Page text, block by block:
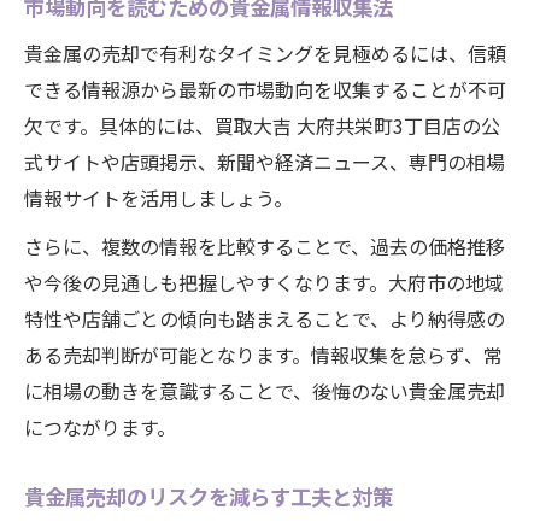
市場動向を読むための貴金属情報収集法
貴金属の売却で有利なタイミングを見極めるには、信頼
できる情報源から最新の市場動向を収集することが不可
欠です。具体的には、買取大吉 大府共栄町3丁目店の公
式サイトや店頭掲示、新聞や経済ニュース、専門の相場
情報サイトを活用しましょう。
さらに、複数の情報を比較することで、過去の価格推移
や今後の見通しも把握しやすくなります。大府市の地域
特性や店舗ごとの傾向も踏まえることで、より納得感の
ある売却判断が可能となります。情報収集を怠らず、常
に相場の動きを意識することで、後悔のない貴金属売却
につながります。
貴金属売却のリスクを減らす工夫と対策